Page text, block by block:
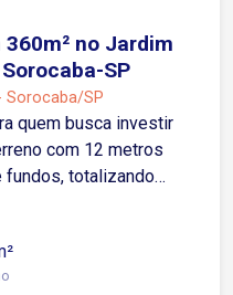
no Jardim
SP
Sorocaba/SP
quem busca investir
com 12 metros
fundos, totalizando
leve declive,
diferenciados.
com grande